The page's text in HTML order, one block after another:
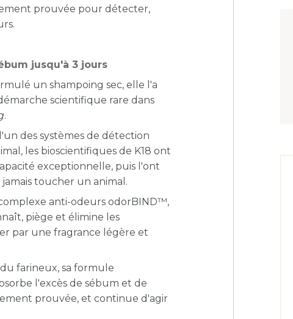
prouvée pour détecter,
jusqu'à 3 jours
un shampoing sec, elle l'a
scientifique rare dans
.
des systèmes de détection
les bioscientifiques de K18 ont
exceptionnelle, puis l'ont
toucher un animal.
anti-odeurs odorBIND™,
piège et élimine les
par une fragrance légère et
farineux, sa formule
l'excès de sébum et de
prouvée, et continue d'agir